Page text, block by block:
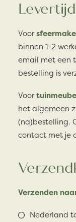
Levertijd
Voor
binnen 1-2
email met een
bestelling is
Voor
het algemeen
(na)bestelling.
contact met je
Verzenden
Nederland